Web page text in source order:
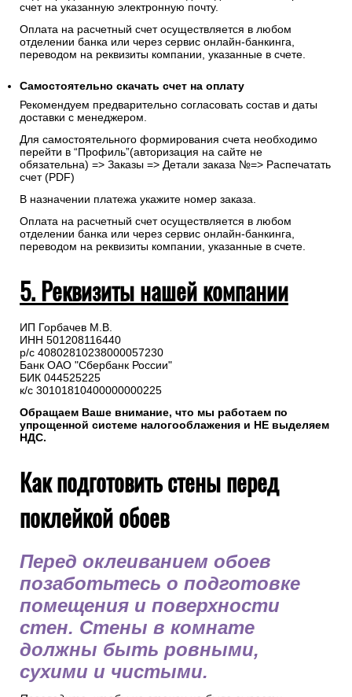
счет на указанную электронную почту.
Оплата на расчетный счет осуществляется в любом
отделении банка или через сервис онлайн-банкинга,
переводом на реквизиты компании, указанные в счете.
Самостоятельно скачать счет на оплату
Рекомендуем предварительно согласовать состав и даты
доставки с менеджером.
Для самостоятельного формирования счета необходимо
перейти в “Профиль”(авторизация на сайте не
обязательна) => Заказы => Детали заказа №=> Распечатать
счет (PDF)
В назначении платежа укажите номер заказа.
Оплата на расчетный счет осуществляется в любом
отделении банка или через сервис онлайн-банкинга,
переводом на реквизиты компании, указанные в счете.
5. Реквизиты нашей компании
ИП Горбачев М.В.
ИНН 501208116440
р/с 40802810238000057230
Банк ОАО "Сбербанк России"
БИК 044525225
к/с 30101810400000000225
Обращаем Ваше внимание, что мы работаем по
упрощенной системе налогооблажения и НЕ выделяем
НДС.
Как подготовить стены перед
поклейкой обоев
Перед оклеиванием обоев
позаботьтесь о подготовке
помещения и поверхности
стен. Стены в комнате
должны быть ровными,
сухими и чистыми.